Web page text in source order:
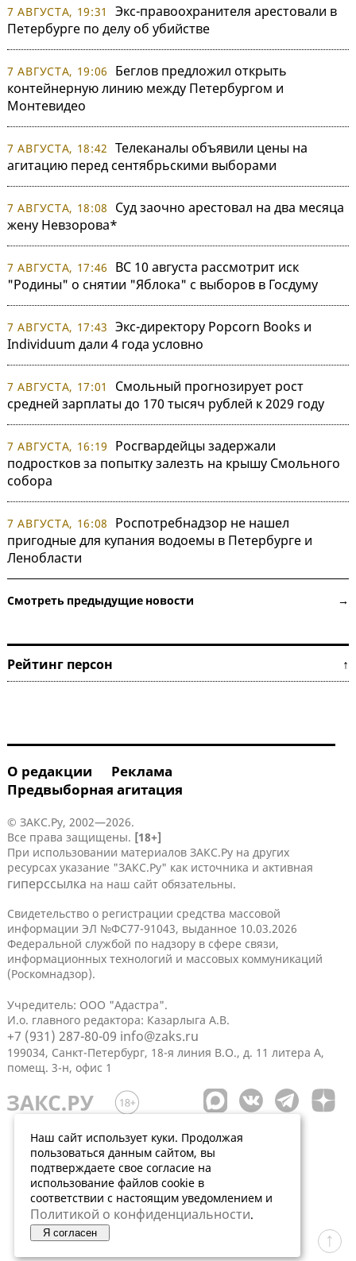
7 АВГУСТА, 19:31
Экс-правоохранителя арестовали в
Петербурге по делу об убийстве
7 АВГУСТА, 19:06
Беглов предложил открыть
контейнерную линию между Петербургом и
Монтевидео
7 АВГУСТА, 18:42 Телеканалы объявили цены на
агитацию перед сентябрьскими выборами
7 АВГУСТА, 18:08
Суд заочно арестовал на два месяца
жену Невзорова*
7 АВГУСТА, 17:46
ВС 10 августа рассмотрит иск
"Родины" о снятии "Яблока" с выборов в Госдуму
7 АВГУСТА, 17:43 Экс-директору Popcorn Books и
Individuum дали 4 года условно
7 АВГУСТА, 17:01
Смольный прогнозирует рост
средней зарплаты до 170 тысяч рублей к 2029 году
7 АВГУСТА, 16:19
Росгвардейцы задержали
подростков за попытку залезть на крышу Смольного
собора
7 АВГУСТА, 16:08
Роспотребнадзор не нашел
пригодные для купания водоемы в Петербурге и
Ленобласти
Смотреть предыдущие новости →
Рейтинг персон ↑
О редакции
Реклама
Предвыборная агитация
© ЗАКС.Ру, 2002—2026.
Все права защищены. [18+]
При использовании материалов ЗАКС.Ру на других
ресурсах указание "ЗАКС.Ру" как источника и активная
гиперссылка на наш сайт обязательны.
Свидетельство о регистрации средства массовой
информации ЭЛ №ФС77-91043, выданное 10.03.2026
Федеральной службой по надзору в сфере связи,
информационных технологий и массовых коммуникаций
(Роскомнадзор).
Учредитель: ООО "Адастра".
И.о. главного редактора: Казарлыга А.В.
+7 (931) 287-80-09 info@zaks.ru
199034, Санкт-Петербург, 18-я линия В.О., д. 11 литера А,
помещ. 3-н, офис 1
Наш сайт использует куки. Продолжая
пользоваться данным сайтом, вы
подтверждаете свое согласие на
использование файлов cookie в
соответствии с настоящим уведомлением и
Политикой о конфиденциальности.
Я согласен